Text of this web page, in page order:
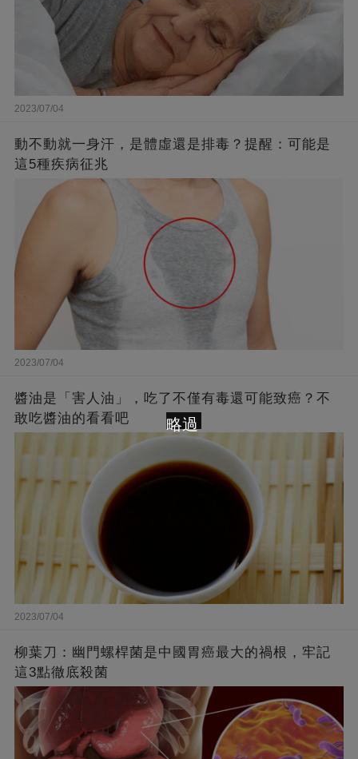
2023/07/04
動不動就一身汗，是體虛還是排毒？提醒：可能是
這5種疾病征兆
2023/07/04
醬油是「害人油」，吃了不僅有毒還可能致癌？不
敢吃醬油的看看吧
2023/07/04
柳葉刀：幽門螺桿菌是中國胃癌最大的禍根，牢記
這3點徹底殺菌
略過